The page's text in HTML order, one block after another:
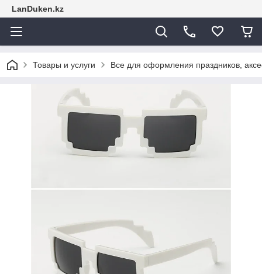
LanDuken.kz
Товары и услуги Все для оформления праздников,